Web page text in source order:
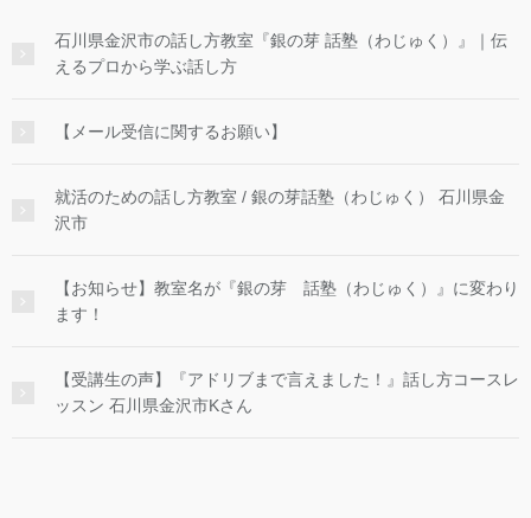
石川県金沢市の話し方教室『銀の芽 話塾（わじゅく）』｜伝
えるプロから学ぶ話し方
【メール受信に関するお願い】
就活のための話し方教室 / 銀の芽話塾（わじゅく） 石川県金
沢市
【お知らせ】教室名が『銀の芽 話塾（わじゅく）』に変わり
ます！
【受講生の声】『アドリブまで言えました！』話し方コースレ
ッスン 石川県金沢市Kさん